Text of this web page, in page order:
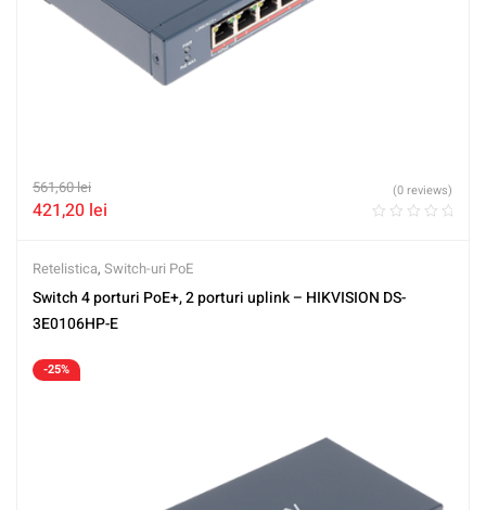
561,60lei
421,20 lei
(0 reviews)
Retelistica, Switch-uri PoE
Switch 4 porturi PoE+, 2 porturi uplink – HIKVISION DS-
3E0106HP-E
-25%